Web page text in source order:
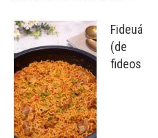
Fideuá
(de
fideos